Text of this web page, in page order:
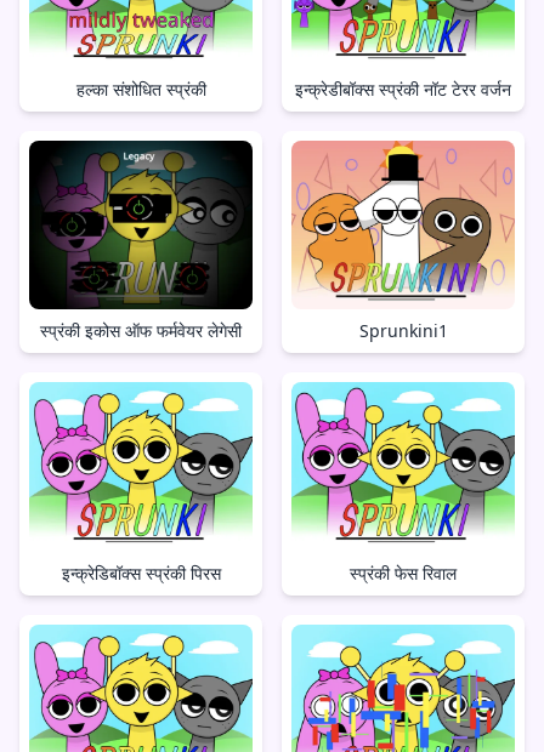
हल्का संशोधित स्प्रंकी इन्क्रेडीबॉक्स स्प्रंकी नॉट टेरर वर्जन
स्प्रंकी इकोस ऑफ फर्मवेयर लेगेसी Sprunkini1
इन्क्रेडिबॉक्स स्प्रंकी पिरस स्प्रंकी फेस रिवाल